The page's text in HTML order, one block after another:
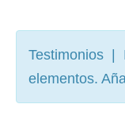
Testimonios |
elementos.